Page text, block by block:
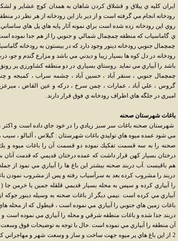
ايران كليه ي ييلاق و قشلاق كردن شاهان به همدان كوچ عشاير و
رودخانه انجام مي گرفته است و از دير باز اين رودخانه از هر نظر در
روي اين رودخانه زده شده است براي نمونه آثار پايه هاي پل هاي
ي گاماسياب كه منطقه چمچمال شمالي و جنوبي را از هم جدا نموده
چمچمال جنوبي رودخانه دينور وجود دارد كه در بيستون به رودخانه
رودخانه در دل كوه ها بسيار زيبا و ديدني مي باشد و مزارع گندم و
باشد را آبياري مي نمايد .روستاي بسياري در دو منطقه كشاورزي پر
چمچمال جنوبي ، سنقر آباد ، حسين آباد ، چشمه سراب ، كميجه و
گروس ، علي آباد ، عمارات ، چمن سرخ ، دركه و عين القاض ،
اميري در جلگه هاي اطراف رودخانه ي فوق قرار دارند.
باغات شهرستان صحنه
شهرستان صحنه باغات سر سبز زيادي را در خود جاي داده است و
مي شود عمده ميوه هاي توليدي باغات شهرستان : گيلاس ، آلبالو ، سيب
صحنه را به سه قسمت تفكيك نموده دو قسمت آن را باغات ميوه و
درختان بسيار كهن قرار داشت كه عمده درختان قديمي كه قدمت آنان
هم باقيست .آب دربند صحنه بيشتر اين باغ ها را آبياري مي نمود از
دربند را مشروب كرده بعد به سرآسياب رفته و پس از مشروب نمودن
را آبياري كرده و سپس به محله بسيار قديمي قلقله جمين يا خرمن جا (
آبياري مي كرده است .نيمي ديگر از باغات صحنه به وسيله دينور
باغات زمين هاي جنوبي را آبياري مي نموده است ، قيطول كه از محله
دربند جدا شده و باغات منطقه شرقي و محله را آبياري مي نموده است
آن منطقه را آبياري مي نموده است .حال با توجه به توضيحات فوق
2 از اين باغ هاي پر ميوه جهت ساخت و ساز و وسعت شهر و مهاجراني كه